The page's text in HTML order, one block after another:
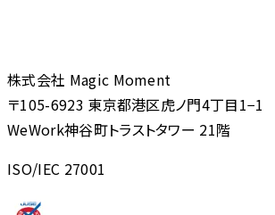
株式会社 Magic Moment
〒105-6923 東京都港区虎ノ門4丁目1−1
WeWork神谷町トラストタワー 21階
ISO/IEC 27001